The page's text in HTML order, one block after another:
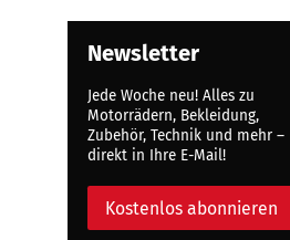
Newsletter
Jede Woche neu! Alles zu
Motorrädern, Bekleidung,
Zubehör, Technik und mehr –
direkt in Ihre E-Mail!
Kostenlos abonnieren